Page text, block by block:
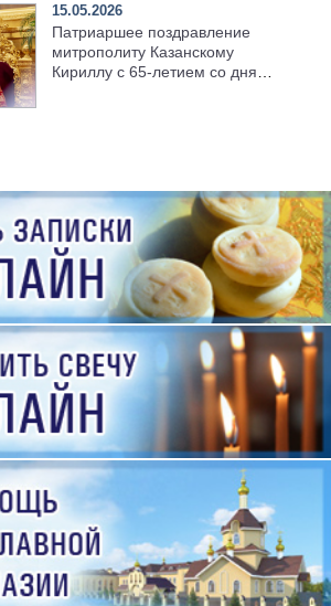
15.05.2026
Патриаршее поздравление
митрополиту Казанскому
Кириллу с 65-летием со дня